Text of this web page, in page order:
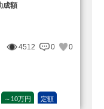
成額
4512 0
0
～10万円 定額